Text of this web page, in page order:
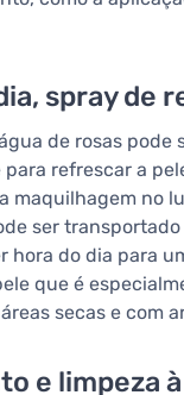
spray de
de rosas pode
refrescar a
maquilhagem no
ser
hora do dia para
que é
secas e com
e limpeza